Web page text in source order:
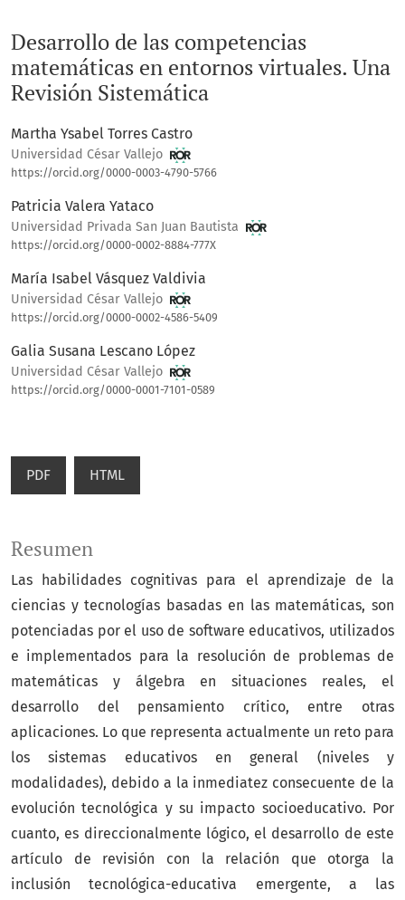
Desarrollo de las competencias
matemáticas en entornos virtuales. Una
Revisión Sistemática
Martha Ysabel Torres Castro
Universidad César Vallejo
https://orcid.org/0000-0003-4790-5766
Patricia Valera Yataco
Universidad Privada San Juan Bautista
https://orcid.org/0000-0002-8884-777X
María Isabel Vásquez Valdivia
Universidad César Vallejo
https://orcid.org/0000-0002-4586-5409
Galia Susana Lescano López
Universidad César Vallejo
https://orcid.org/0000-0001-7101-0589
PDF HTML
Resumen
Las habilidades cognitivas para el aprendizaje de la
ciencias y tecnologías basadas en las matemáticas, son
potenciadas por el uso de software educativos, utilizados
e implementados para la resolución de problemas de
matemáticas y álgebra en situaciones reales, el
desarrollo del pensamiento crítico, entre otras
aplicaciones. Lo que representa actualmente un reto para
los sistemas educativos en general (niveles y
modalidades), debido a la inmediatez consecuente de la
evolución tecnológica y su impacto socioeducativo. Por
cuanto, es direccionalmente lógico, el desarrollo de este
artículo de revisión con la relación que otorga la
inclusión tecnológica-educativa emergente, a las